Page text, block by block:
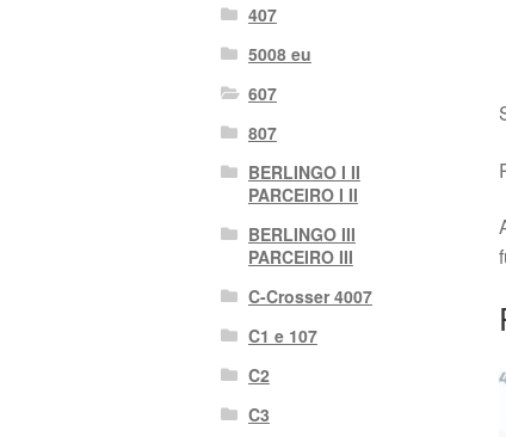
407
5008 eu
607
807
BERLINGO I II
PARCEIRO I II
BERLINGO III
PARCEIRO III
C-Crosser 4007
C1 e 107
C2
C3